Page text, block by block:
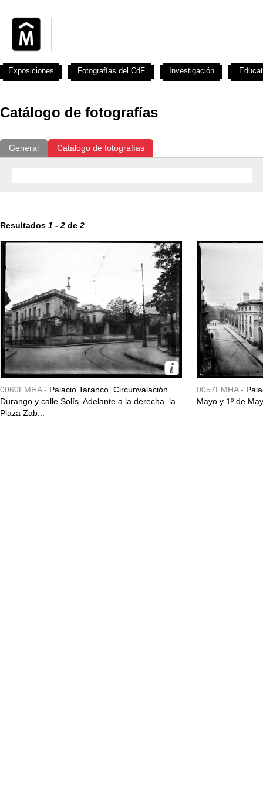
Catálogo de fotografías
General Catálogo de fotografías
Resultados 1 - 2 de 2
0060FMHA - Palacio Taranco. Circunvalación
Durango y calle Solís. Adelante a la derecha, la
Plaza Zab...
0057FMHA -
Mayo y 1º de
Exposiciones Fotografías del CdF Investigación